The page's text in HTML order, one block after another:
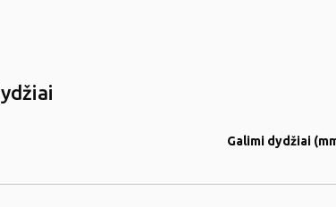
Galimi dydžiai